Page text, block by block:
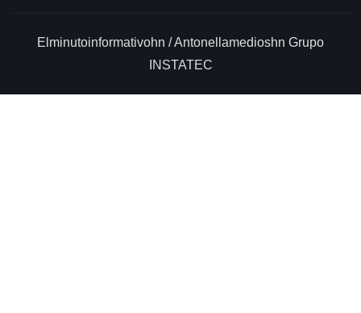
Elminutoinformativohn / Antonellamedioshn Grupo